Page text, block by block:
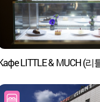
LITTLE & MUCH (리